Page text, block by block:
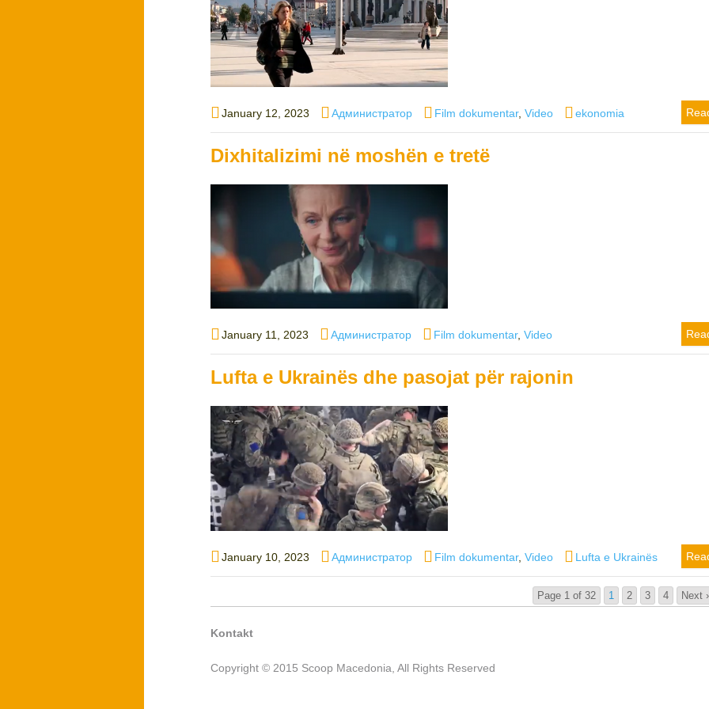
Posted
on
January 12, 2023 Author
Администратор Categories
Film dokumentar,Video Tags
ekonomia
Dixhitalizimi në moshën e tretë
Posted
on
January 11, 2023 Author
Администратор Categories
Film dokumentar,Video
Lufta e Ukrainës dhe pasojat për rajonin
Posted
on
January 10, 2023 Author
Администратор Categories
Film dokumentar,Video Tags
Lufta e Ukrainës
Page 1 of 32 1 2 3 4 Next ›
Kontakt
Copyright © 2015 Scoop Macedonia, All Rights Reserved